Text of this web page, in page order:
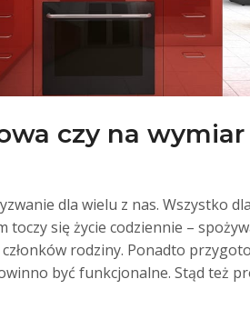
czy na
dla wielu z nas. Wszystko
się życie codziennie –
rodziny. Ponadto
być funkcjonalne. Stąd też